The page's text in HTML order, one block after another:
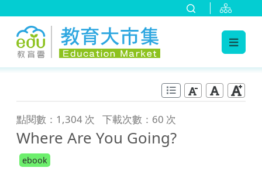
點閱數：1,304 次 下載次數：60 次
Where Are You Going?
ebook